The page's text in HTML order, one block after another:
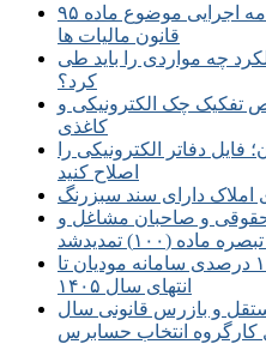
اصلاح موعد زمانی ماده ۶ آیین نامه اجرایی موضوع ماده ۹۵
قانون مالیات ها
چه مواردی را باید طی
کرد؟
تفکیک چک الکترونیکی و
کاغذی
دفاتر الکترونیکی را
اصلاح کنید
املاک دارای سند سبزرنگ
و صاحبان مشاغل و
(۱۰۰) تمدیدشد
تمدید مهلت بخشودگی جرائم ۱۰۰ درصدی سامانه مودیان تا
انتهای سال ۱۴۰۵
و بازرس قانونی سال